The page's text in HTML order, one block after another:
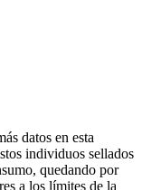
datos en esta
individuos sellados
quedando por
a los límites de la